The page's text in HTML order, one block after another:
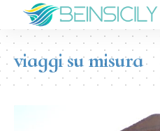
viaggi su misura